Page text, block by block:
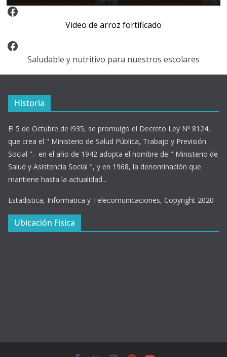
Video Arroz Fortificado
Video de arroz fortificado
Facebook
Saludable y nutritivo para nuestros escolares
Historia
El 5 de Octubre de l935, se promulgo el Decreto Ley Nº 8124,
que crea el " Ministerio de Salud Pública, Trabajo y Previsión
Social ".- en el año de 1942 adopta el nombre de " Ministerio de
Salud y Asistencia Social ", y en 1968, la denominación que
mantiene hasta la actualidad...
Estadistica, Informatica y Telecomunicaciones, Copyright 2020
Ubicación Fisica